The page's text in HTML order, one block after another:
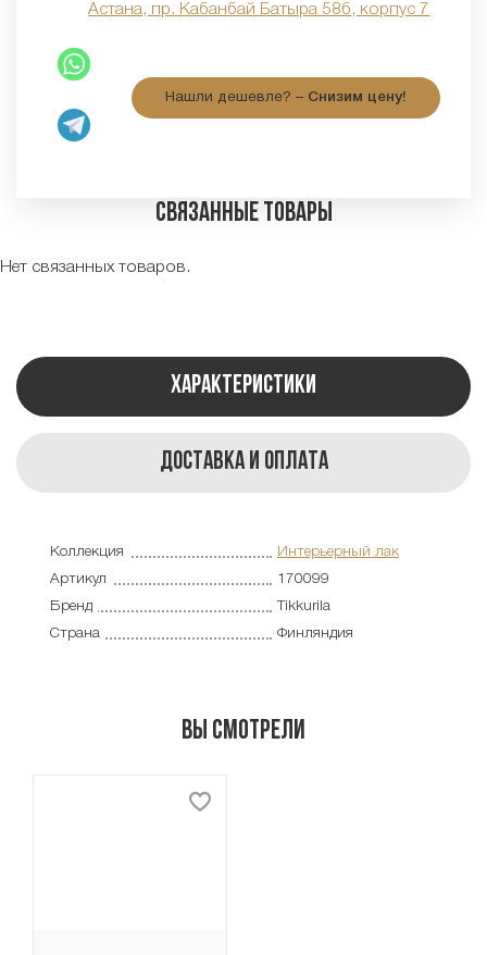
Астана, пр. Кабанбай Батыра 58б, корпус 7
Нашли дешевле? – Снизим цену!
Связанные товары
Нет связанных товаров.
Характеристики
Доставка и оплата
Коллекция
Интерьерный лак
Артикул
170099
Бренд
Tikkurila
Страна
Финляндия
Вы смотрели